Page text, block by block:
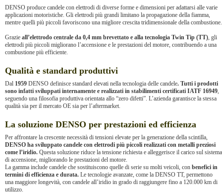
DENSO produce candele con elettrodi di diverse forme e dimensioni per adattarsi alle varie
applicazioni motoristiche. Gli elettrodi più grandi limitano la propagazione della fiamma,
mentre quelli più piccoli favoriscono una migliore crescita tridimensionale della combustione.
Grazie all’elettrodo centrale da 0,4 mm brevettato e alla tecnologia Twin Tip (TT), gli
elettrodi più piccoli migliorano l’accensione e le prestazioni del motore, contribuendo a una
combustione più efficiente.
Qualità e standard produttivi
Dal 1959 DENSO definisce standard elevati nella tecnologia delle candele. Tutti i prodotti
sono infatti sviluppati internamente e realizzati in stabilimenti certificati IATF 16949,
seguendo una filosofia produttiva orientata allo “zero difetti”. L’azienda garantisce la stessa
qualità sia per il mercato OE sia per l’aftermarket.
La soluzione DENSO per prestazioni ed efficienza
Per affrontare la crescente necessità di tensioni elevate per la generazione della scintilla,
DENSO ha sviluppato candele con elettrodi più piccoli realizzati con metalli preziosi
come l’iridio. Questa soluzione riduce la tensione richiesta e alleggerisce il carico sul sistema
di accensione, migliorando le prestazioni del motore.
La gamma include candele che sostituiscono quelle di serie su molti veicoli, con benefici in
termini di efficienza e durata. Le tecnologie avanzate, come la DENSO TT, permettono
una maggiore longevità, con candele all’iridio in grado di raggiungere fino a 120.000 km di
utilizzo.